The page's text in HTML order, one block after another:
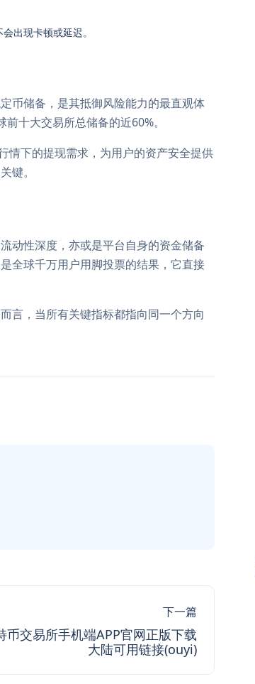
出现卡顿或延迟。
币储备，是其抵御风险能力的最直观体
前十大交易所总储备的近60%。
情下的提现需求，为用户的资产安全提供
键。
动性深度，亦或是平台自身的资金储备
全球千万用户用脚投票的结果，它直接
言，当所有关键指标都指向同一个方向
下一篇
币交易所手机端APP官网正版下载
大陆可用链接(ouyi)